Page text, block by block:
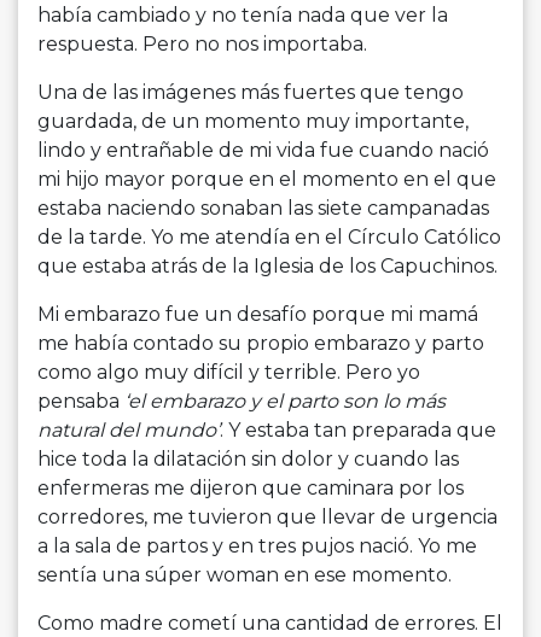
había cambiado y no tenía nada que ver la
respuesta. Pero no nos importaba.
Una de las imágenes más fuertes que tengo
guardada, de un momento muy importante,
lindo y entrañable de mi vida fue cuando nació
mi hijo mayor porque en el momento en el que
estaba naciendo sonaban las siete campanadas
de la tarde. Yo me atendía en el Círculo Católico
que estaba atrás de la Iglesia de los Capuchinos.
Mi embarazo fue un desafío porque mi mamá
me había contado su propio embarazo y parto
como algo muy difícil y terrible. Pero yo
pensaba ‘el embarazo y el parto son lo más
natural del mundo’. Y estaba tan preparada que
hice toda la dilatación sin dolor y cuando las
enfermeras me dijeron que caminara por los
corredores, me tuvieron que llevar de urgencia
a la sala de partos y en tres pujos nació. Yo me
sentía una súper woman en ese momento.
Como madre cometí una cantidad de errores. El